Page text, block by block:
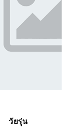
วัยรุ่น ตั